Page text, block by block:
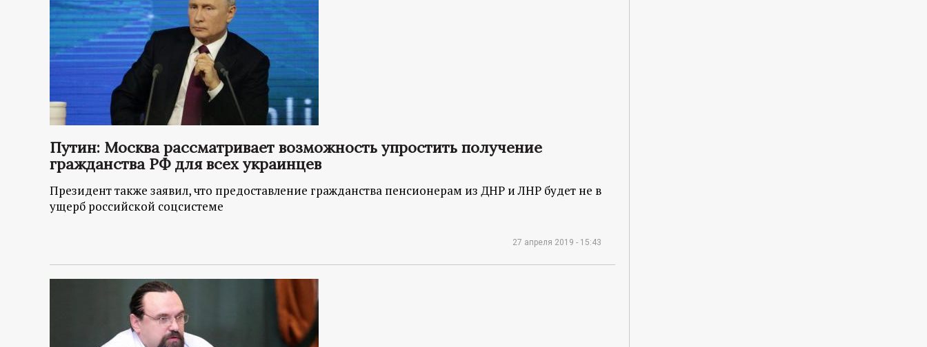
Путин: Москва рассматривает возможность упростить получение
гражданства РФ для всех украинцев
Президент также заявил, что предоставление гражданства пенсионерам из ДНР и ЛНР будет не в
ущерб российской соцсистеме
27 апреля 2019 - 15:43